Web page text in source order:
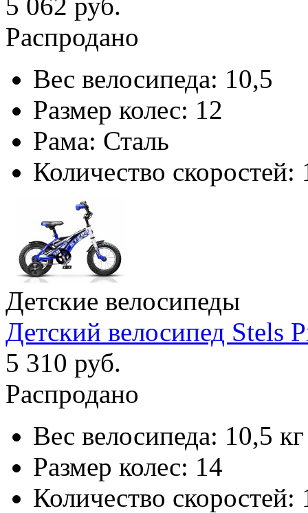
Распродано
Вес велосипеда: 10,5
Размер колес: 12
Рама: Сталь
Количество скоростей:
Детские велосипеды
Детский велосипед Stels
5 310 руб.
Распродано
Вес велосипеда: 10,5 кг
Размер колес: 14
Количество скоростей: